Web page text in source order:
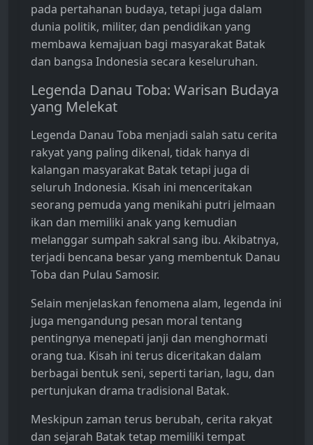
pada pertahanan budaya, tetapi juga dalam
dunia politik, militer, dan pendidikan yang
membawa kemajuan bagi masyarakat Batak
dan bangsa Indonesia secara keseluruhan.
Legenda Danau Toba: Warisan Budaya
yang Melekat
Legenda Danau Toba menjadi salah satu cerita
rakyat yang paling dikenal, tidak hanya di
kalangan masyarakat Batak tetapi juga di
seluruh Indonesia. Kisah ini menceritakan
seorang pemuda yang menikahi putri jelmaan
ikan dan memiliki anak yang kemudian
melanggar sumpah sakral sang ibu. Akibatnya,
terjadi bencana besar yang membentuk Danau
Toba dan Pulau Samosir.
Selain menjelaskan fenomena alam, legenda ini
juga mengandung pesan moral tentang
pentingnya menepati janji dan menghormati
orang tua. Kisah ini terus diceritakan dalam
berbagai bentuk seni, seperti tarian, lagu, dan
pertunjukan drama tradisional Batak.
Meskipun zaman terus berubah, cerita rakyat
dan sejarah Batak tetap memiliki tempat